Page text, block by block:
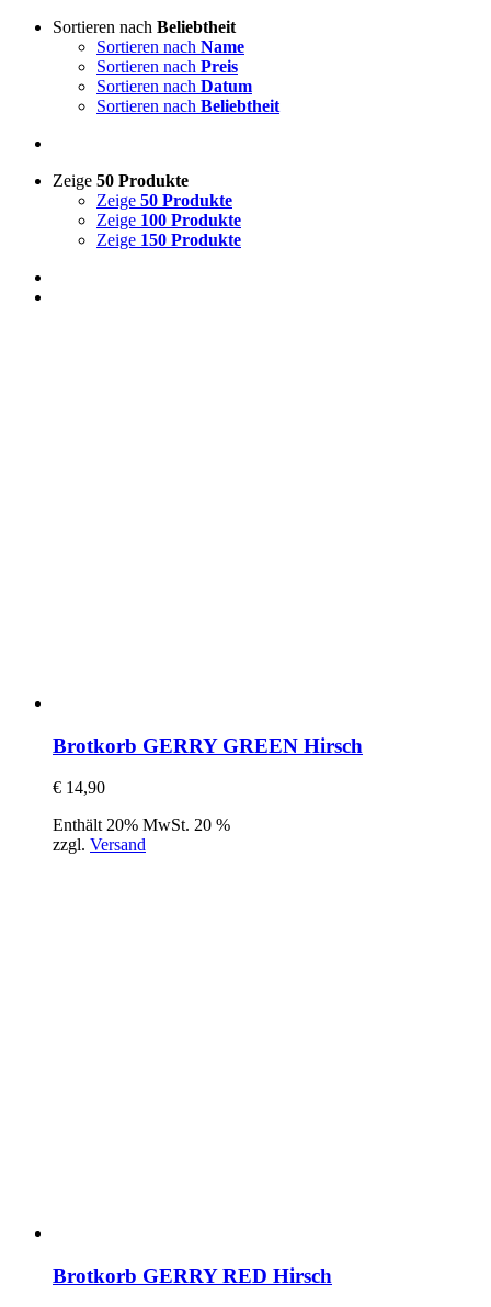
Sortieren nach Beliebtheit
Sortieren nach Name
Sortieren nach Preis
Sortieren nach Datum
Sortieren nach Beliebtheit
Zeige 50 Produkte
Zeige 50 Produkte
Zeige 100 Produkte
Zeige 150 Produkte
Brotkorb GERRY GREEN Hirsch
€ 14,90
Enthält 20% MwSt. 20 %
zzgl. Versand
Brotkorb GERRY RED Hirsch